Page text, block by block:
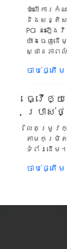
ប៉ះលើកា
និងសន្តិសុ
PC នេះឡ
យ៉ាងចេញដ
ស្ថានភាពលំ
ចាប់ផ្តើម
ធ្វើឲ្យ
ប្រាស់
លៃតម្រូវ
តាមកម្រិ
ទំព័រដើម។
ចាប់ផ្តើម